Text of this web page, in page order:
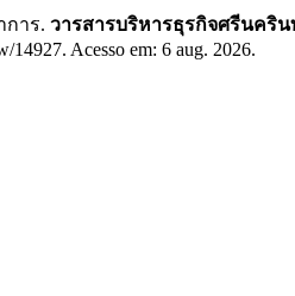
การ. วารสารบริหารธุรกิจศรีนคริ
Acesso em: 6 aug. 2026.